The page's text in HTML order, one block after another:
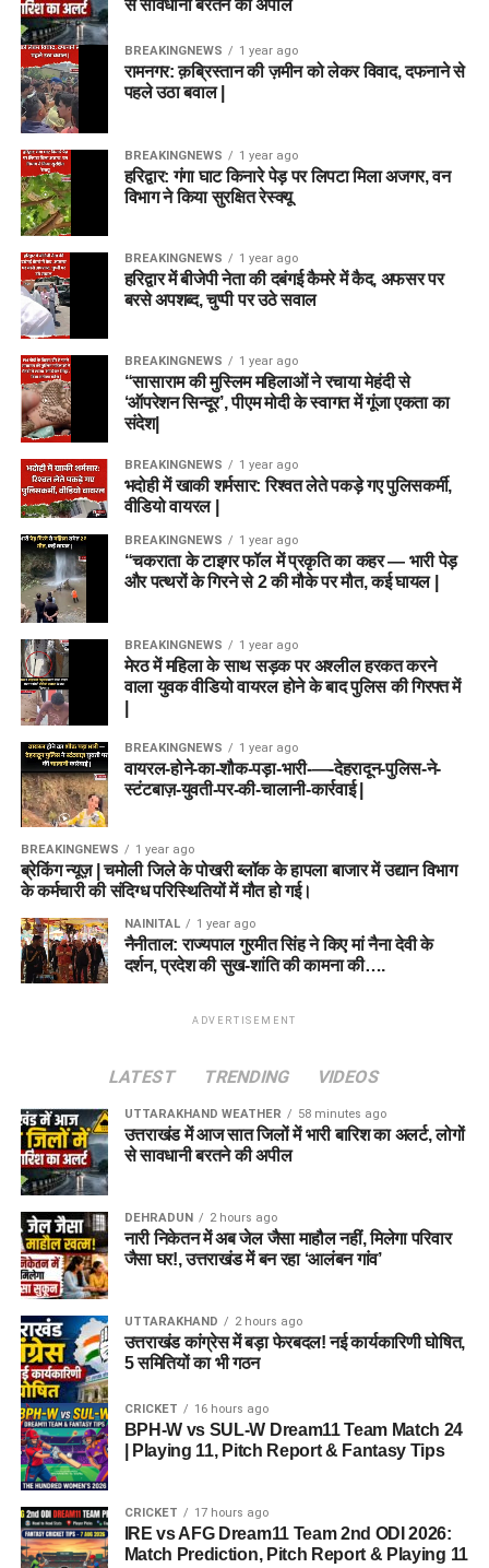
से सावधानी बरतने की अपील
BREAKINGNEWS 1 year ago
रामनगर: क़ब्रिस्तान की ज़मीन को लेकर विवाद, दफनाने से
पहले उठा बवाल |
BREAKINGNEWS 1 year ago
हरिद्वार: गंगा घाट किनारे पेड़ पर लिपटा मिला अजगर, वन
विभाग ने किया सुरक्षित रेस्क्यू
BREAKINGNEWS 1 year ago
हरिद्वार में बीजेपी नेता की दबंगई कैमरे में कैद, अफसर पर
बरसे अपशब्द, चुप्पी पर उठे सवाल
BREAKINGNEWS 1 year ago
“सासाराम की मुस्लिम महिलाओं ने रचाया मेहंदी से
‘ऑपरेशन सिन्दूर’, पीएम मोदी के स्वागत में गूंजा एकता का
संदेश|
BREAKINGNEWS 1 year ago
भदोही में खाकी शर्मसार: रिश्वत लेते पकड़े गए पुलिसकर्मी,
वीडियो वायरल |
BREAKINGNEWS 1 year ago
“चकराता के टाइगर फॉल में प्रकृति का कहर — भारी पेड़
और पत्थरों के गिरने से 2 की मौके पर मौत, कई घायल |
BREAKINGNEWS 1 year ago
मेरठ में महिला के साथ सड़क पर अश्लील हरकत करने
वाला युवक वीडियो वायरल होने के बाद पुलिस की गिरफ्त में
BREAKINGNEWS 1 year ago
वायरल-होने-का-शौक-पड़ा-भारी-—-देहरादून-पुलिस-ने-
स्टंटबाज़-युवती-पर-की-चालानी-कार्रवाई |
BREAKINGNEWS 1 year ago
ब्रेकिंग न्यूज़ | चमोली जिले के पोखरी ब्लॉक के हापला बाजार में उद्यान विभाग
के कर्मचारी की संदिग्ध परिस्थितियों में मौत हो गई।
NAINITAL 1 year ago
नैनीताल: राज्यपाल गुरमीत सिंह ने किए मां नैना देवी के
दर्शन, प्रदेश की सुख-शांति की कामना की….
ADVERTISEMENT
LATEST TRENDING VIDEOS
UTTARAKHAND WEATHER 58 minutes ago
उत्तराखंड में आज सात जिलों में भारी बारिश का अलर्ट, लोगों
से सावधानी बरतने की अपील
DEHRADUN 2 hours ago
नारी निकेतन में अब जेल जैसा माहौल नहीं, मिलेगा परिवार
जैसा घर!, उत्तराखंड में बन रहा ‘आलंबन गांव’
UTTARAKHAND 2 hours ago
उत्तराखंड कांग्रेस में बड़ा फेरबदल! नई कार्यकारिणी घोषित,
5 समितियों का भी गठन
CRICKET 16 hours ago
BPH-W vs SUL-W Dream11 Team Match 24
| Playing 11, Pitch Report & Fantasy Tips
CRICKET 17 hours ago
IRE vs AFG Dream11 Team 2nd ODI 2026:
Match Prediction, Pitch Report & Playing 11